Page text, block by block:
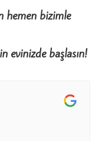
hemen bizimle
evinizde başlasın!